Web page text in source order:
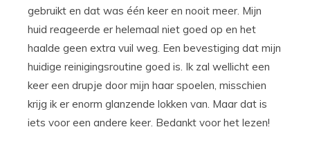
gebruikt en dat was één keer en nooit meer. Mijn
huid reageerde er helemaal niet goed op en het
haalde geen extra vuil weg. Een bevestiging dat mijn
huidige reinigingsroutine goed is. Ik zal wellicht een
keer een drupje door mijn haar spoelen, misschien
krijg ik er enorm glanzende lokken van. Maar dat is
iets voor een andere keer. Bedankt voor het lezen!